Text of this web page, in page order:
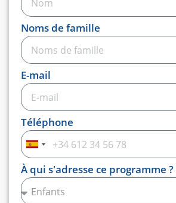
Noms de famille
E-mail
Téléphone
Espagne
+34
À qui s'adresse ce programme ?